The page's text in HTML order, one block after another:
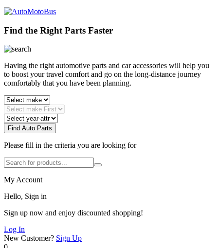
Find the Right Parts Faster
Having the right automotive parts and car accessories will help you
to boost your travel comfort and go on the long-distance journey
comfortably that you have been planning.
Find Auto Parts
Please fill in the criteria you are looking for
My Account
Hello, Sign in
Sign up now and enjoy discounted shopping!
Log In
New Customer? Sign Up